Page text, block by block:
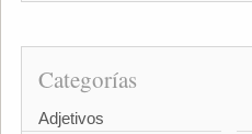
Categorías
Adjetivos